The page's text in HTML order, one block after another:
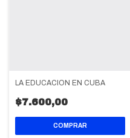
LA EDUCACION EN CUBA
$7.600,00